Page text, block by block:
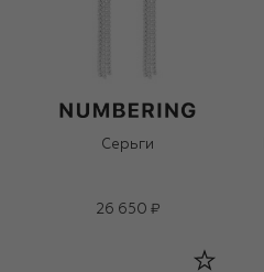
Серьги
26 650 ₽